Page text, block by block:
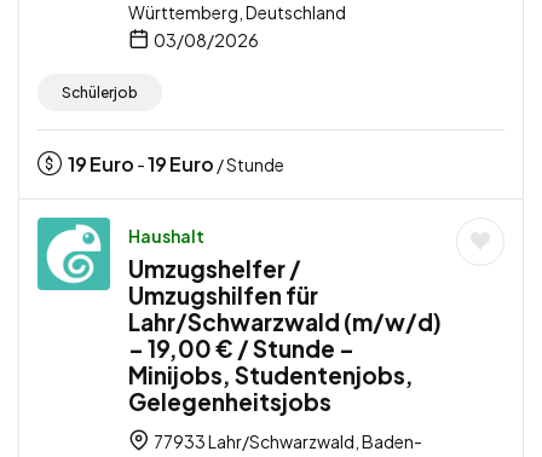
Württemberg, Deutschland
03/08/2026
Schülerjob
19Euro -19Euro / Stunde
Haushalt
Umzugshelfer /
Umzugshilfen für
Lahr/Schwarzwald (m/w/d)
– 19,00 € / Stunde –
Minijobs, Studentenjobs,
Gelegenheitsjobs
77933 Lahr/Schwarzwald, Baden-